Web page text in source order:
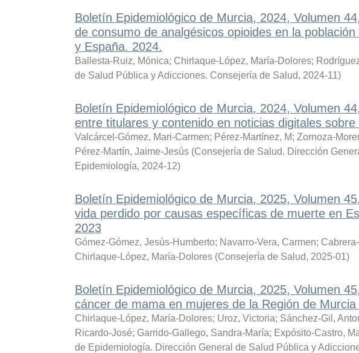
Boletín Epidemiológico de Murcia, 2024, Volumen
de consumo de analgésicos opioides en la
y España. 2024.
Ballesta-Ruiz, Mónica; Chirlaque-López, María-Dolores;
de Salud Pública y Adicciones. Consejería de Salud, 2024-11)
Boletín Epidemiológico de Murcia, 2024, Volumen
entre titulares y contenido en noticias digitales
Valcárcel-Gómez, Mari-Carmen; Pérez-Martínez, M; Zornoza-
Pérez-Martín, Jaime-Jesús (Consejería de Salud. Dirección
Epidemiología, 2024-12)
Boletín Epidemiológico de Murcia, 2025, Volumen
vida perdido por causas específicas de muerte en
2023
Gómez-Gómez, Jesús-Humberto; Navarro-Vera, Carmen;
Chirlaque-López, María-Dolores (Consejería de Salud, 2025-01)
Boletín Epidemiológico de Murcia, 2025, Volumen
cáncer de mama en mujeres de la Región de
Chirlaque-López, María-Dolores; Uroz, Victoria; Sánchez-Gil,
Ricardo-José; Garrido-Gallego, Sandra-María; Expósito-Castro,
de Epidemiología. Dirección General de Salud Pública y